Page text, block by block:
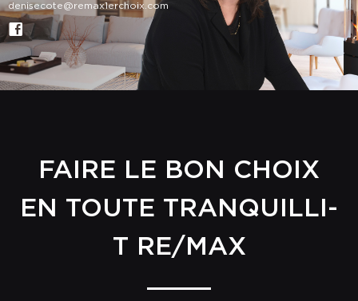
denisecote@remax1erchoix.com
FAIRE LE BON CHOIX
EN TOUTE TRANQUILLI-
T RE/MAX